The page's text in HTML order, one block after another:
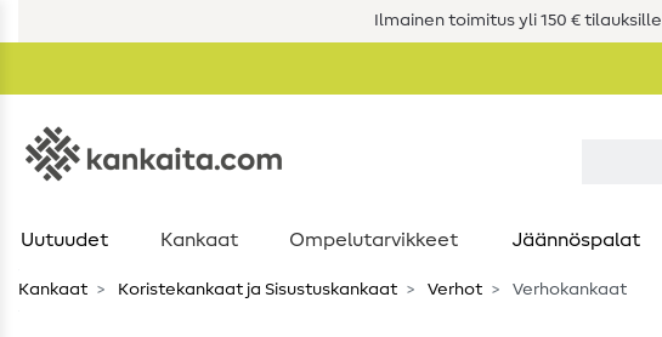
Ilmainen toimitus yli 150 € tilauksille
Uutuudet Kankaat Ompelutarvikkeet Jäännöspalat
Kankaat Koristekankaat ja Sisustuskankaat Verhot Verhokankaat